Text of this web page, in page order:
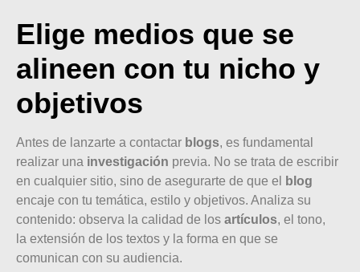
Elige medios que se
alineen con tu nicho y
objetivos
Antes de lanzarte a contactar blogs, es fundamental
realizar una investigación previa. No se trata de escribir
en cualquier sitio, sino de asegurarte de que el
blog
encaje con tu temática, estilo y objetivos. Analiza su
contenido: observa la calidad de los artículos, el tono,
la extensión de los textos y la forma en que se
comunican con su audiencia.